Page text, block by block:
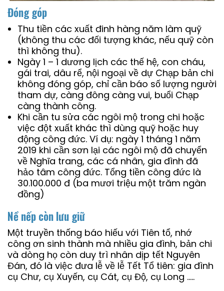
Đóng góp
Thu tiền các xuất đinh hàng năm làm quỹ
(không thu các đối tượng khác, nếu quỹ còn
thì không thu).
Ngày 1 – 1 dương lịch các thế hệ, con cháu,
gái trai, dâu rể, nội ngoại về dự Chạp bản chi
không đóng góp, chỉ cần báo số lượng người
tham dự, càng đông càng vui, buổi Chạp
càng thành công.
Khi cần tu sửa các ngôi mộ trong chi hoặc
việc đột xuất khác thì dùng quỹ hoặc huy
động công đức. Ví dụ: ngày 1 tháng 1 năm
2019 khi cần sơn lại các ngôi mộ đã chuyển
về Nghĩa trang, các cá nhân, gia đình đã
hảo tâm công đức. Tổng tiền công đức là
30.100.000 đ (ba mươi triệu một trăm ngàn
đồng)
Nề nếp còn lưu giữ
Một truyền thống báo hiếu với Tiên tổ, nhớ
công ơn sinh thành mà nhiều gia đình, bản chi
và dòng họ còn duy trì nhân dịp tết Nguyên
Đán, đó là việc đưa lễ về lễ Tết Tổ tiên: gia đình
cụ Chư, cụ Xuyến, cụ Cát, cụ Độ, cụ Long …..